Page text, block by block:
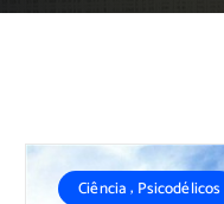
Ciência, Psicodélicos